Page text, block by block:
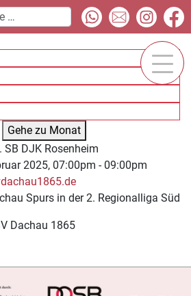
Gehe zu Monat
SB DJK Rosenheim
2025, 07:00pm - 09:00pm
Spurs in der 2. Regionalliga Süd
Dachau 1865